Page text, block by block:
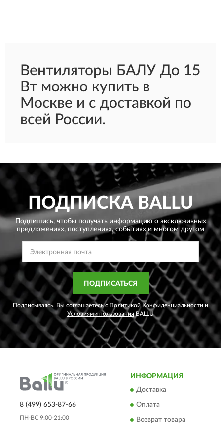
Вентиляторы БАЛУ До 15
Вт можно купить в
Москве и с доставкой по
всей России.
ПОДПИСКАBALLU
Подпишись, чтобы получать информацию о эксклюзивных
предложениях, поступлениях, событиях и многом другом
ПОДПИСАТЬСЯ
Подписываясь, Вы соглашаетесь с Политикой Конфиденциальности и
Условиями пользованияBALLU
8 (499) 653-87-66
ПН-ВС 9:00-21:00
ИНФОРМАЦИЯ
Доставка
Оплата
Возврат товара